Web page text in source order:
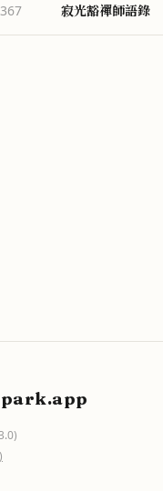
寂光豁禪師語錄